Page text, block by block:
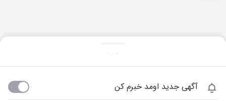
آگهی جدید اومد خبرم کن